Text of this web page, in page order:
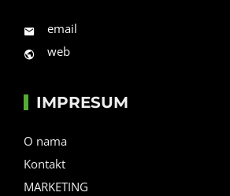
email
web
IMPRESUM
O nama
Kontakt
MARKETING